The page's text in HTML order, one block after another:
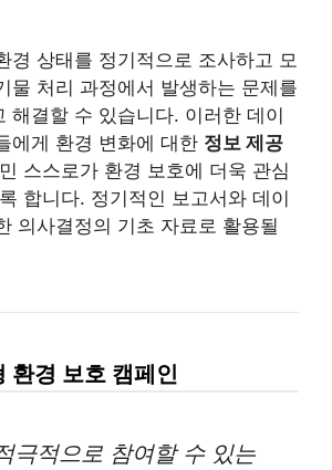
경 상태를 정기적으로 조사하고 모
물 처리 과정에서 발생하는 문제를
해결할 수 있습니다. 이러한 데이
에게 환경 변화에 대한 정보 제공
스스로가 환경 보호에 더욱 관심
합니다. 정기적인 보고서와 데이
의사결정의 기초 자료로 활용될
환경 보호 캠페인
극적으로 참여할 수 있는